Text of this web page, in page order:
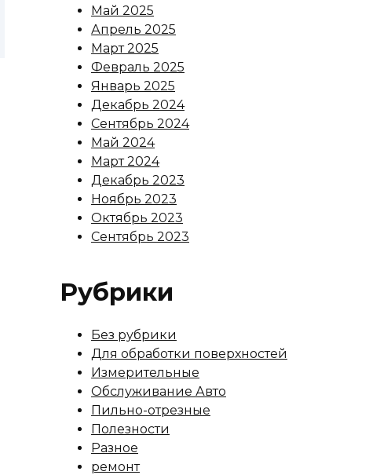
Май 2025
Апрель 2025
Март 2025
Февраль 2025
Январь 2025
Декабрь 2024
Сентябрь 2024
Май 2024
Март 2024
Декабрь 2023
Ноябрь 2023
Октябрь 2023
Сентябрь 2023
Рубрики
Без рубрики
Для обработки поверхностей
Измерительные
Обслуживание Авто
Пильно-отрезные
Полезности
Разное
ремонт